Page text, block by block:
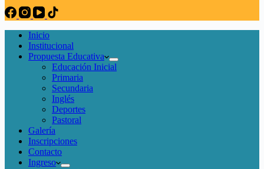
Inicio
Institucional
Propuesta Educativa
Educación Inicial
Primaria
Secundaria
Inglés
Deportes
Pastoral
Galería
Inscripciones
Contacto
Ingreso